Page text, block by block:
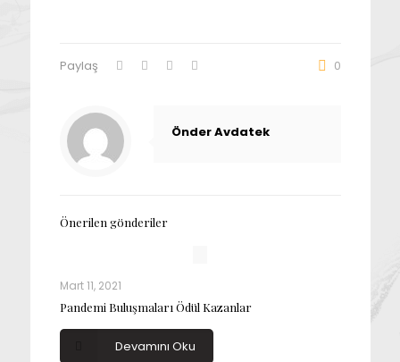
Paylaş 0
Önder Avdatek
Önerilen gönderiler
Mart 11, 2021
Pandemi Buluşmaları Ödül Kazanlar
Devamını Oku